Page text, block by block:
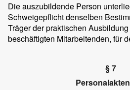
Die auszubildende Person
Schweigepflicht denselben
Träger der praktischen
beschäftigten Mitarbeitenden, für
§ 7
Personalakten